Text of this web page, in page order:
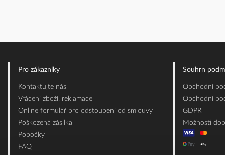
Pro zákazníky
Kontaktujte nás
Vrácení zboží, reklamace
Online formulář pro odstoupení od smlouvy
Poškozená zásilka
Pobočky
FAQ
Souhrn
Obchodní
Obchodní
GDPR
Možnosti